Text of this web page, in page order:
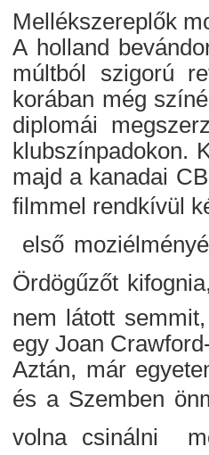
Mellékszereplők
A holland
múltból szigorú
korában még
diplomái
klubszínpadokon.
majd a kanadai
filmmel rendkívül
 első
Ördögűzőt
nem látott
egy Joan
Aztán, már
és a Szemben
volna csinálni 